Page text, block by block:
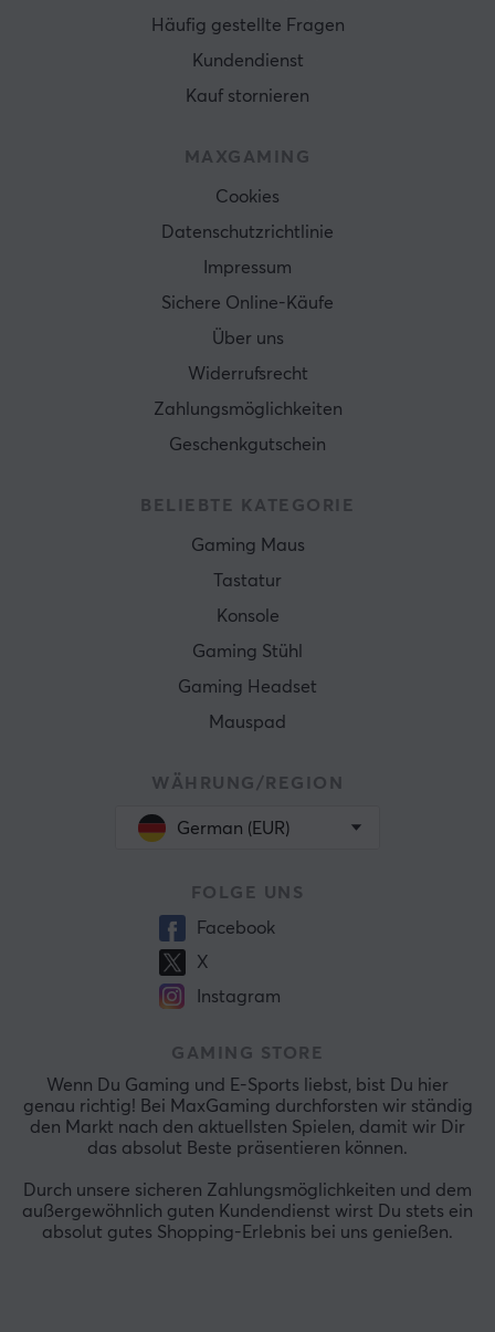
Häufig gestellte Fragen
Kundendienst
Kauf stornieren
MAXGAMING
Cookies
Datenschutzrichtlinie
Impressum
Sichere Online-Käufe
Über uns
Widerrufsrecht
Zahlungsmöglichkeiten
Geschenkgutschein
BELIEBTE KATEGORIE
Gaming Maus
Tastatur
Konsole
Gaming Stühl
Gaming Headset
Mauspad
WÄHRUNG/REGION
German (EUR)
FOLGE UNS
Facebook
X
Instagram
GAMING STORE
Wenn Du Gaming und E-Sports liebst, bist Du hier
genau richtig! Bei MaxGaming durchforsten wir ständig
den Markt nach den aktuellsten Spielen, damit wir Dir
das absolut Beste präsentieren können.
Durch unsere sicheren Zahlungsmöglichkeiten und dem
außergewöhnlich guten Kundendienst wirst Du stets ein
absolut gutes Shopping-Erlebnis bei uns genießen.